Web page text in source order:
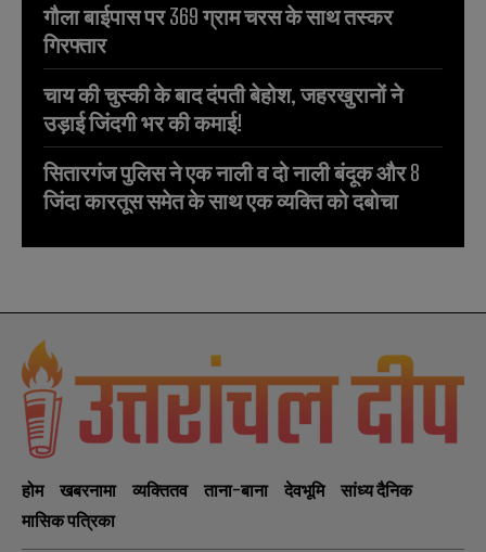
गौला बाईपास पर 369 ग्राम चरस के साथ तस्कर
गिरफ्तार
चाय की चुस्की के बाद दंपती बेहोश, जहरखुरानों ने
उड़ाई जिंदगी भर की कमाई!
सितारगंज पुलिस ने एक नाली व दो नाली बंदूक और 8
जिंदा कारतूस समेत के साथ एक व्यक्ति को दबोचा
होम खबरनामा व्यक्तितव ताना-बाना देवभूमि
सांध्य दैनिक
मासिक पत्रिका